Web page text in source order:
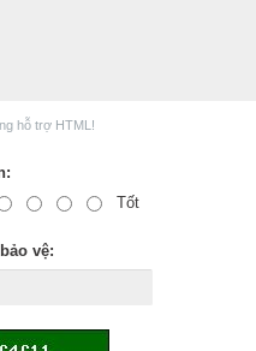
hỗ trợ HTML!
Tốt
vệ: